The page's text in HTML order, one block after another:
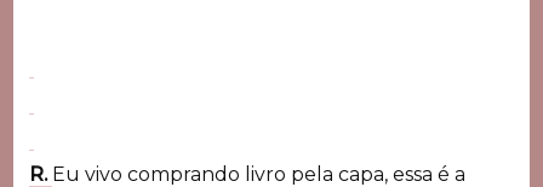
R. Eu vivo comprando livro pela capa, essa é a